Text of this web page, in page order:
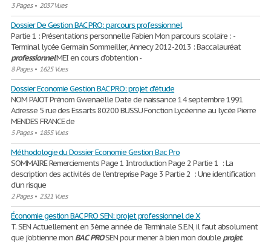
3 Pages• 2037 Vues
Dossier De Gestion BAC PRO: parcours professionnel
Partie 1 : Présentations personnelle Fabien Mon parcours scolaire : -
Terminal lycée Germain Sommeiller, Annecy 2012-2013 : Baccalauréat
professionnelMEI en cours d’obtention -
8 Pages• 1625 Vues
Dossier Economie Gestion BAC PRO: projet d'étude
NOM PAJOT Prénom Gwenaëlle Date de naissance 14 septembre 1991
Adresse 5 rue des Essarts 80200 BUSSU Fonction Lycéenne au lycée Pierre
MENDES FRANCE de
5 Pages• 1855 Vues
Méthodologie du Dossier Economie Gestion Bac Pro
SOMMAIRE Remerciements Page 1 Introduction Page 2 Partie 1 : La
description des activités de l’entreprise Page 3 Partie 2 : Une identification
d’un risque
2 Pages• 2321 Vues
Économie gestion BAC PRO SEN: projet professionnel de X
T. SEN Actuellement en 3ème année de Terminale S.E.N, il faut absolument
que j’obtienne mon BAC PROSEN pour mener à bien mon double projet.